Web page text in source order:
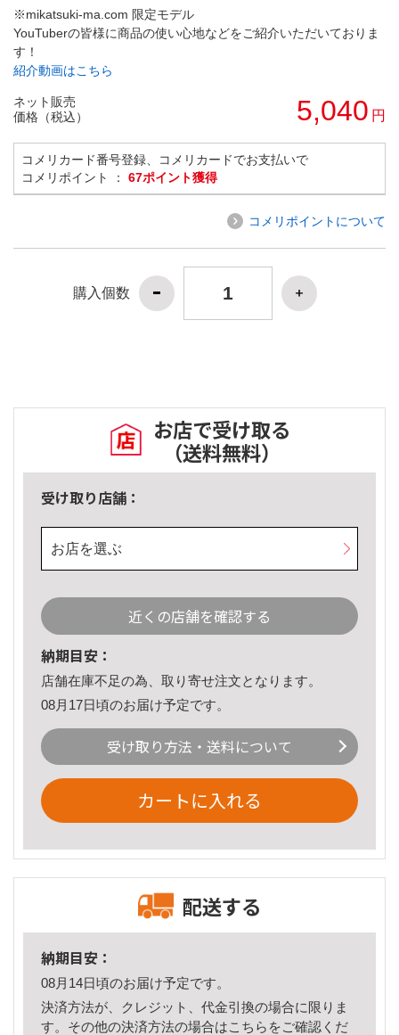
※mikatsuki-ma.com 限定モデル
YouTuberの皆様に商品の使い心地などをご紹介いただいておりま
す！
紹介動画はこちら
ネット販売
価格（税込）
5,040 円
コメリカード番号登録、コメリカードでお支払いで
コメリポイント ： 67ポイント獲得
コメリポイントについて
購入個数
お店で受け取る
（送料無料）
受け取り店舗：
お店を選ぶ
近くの店舗を確認する
納期目安：
店舗在庫不足の為、取り寄せ注文となります。
08月17日頃のお届け予定です。
受け取り方法・送料について
カートに入れる
配送する
納期目安：
08月14日頃のお届け予定です。
決済方法が、クレジット、代金引換の場合に限りま
す。その他の決済方法の場合はこちら をご確認くだ